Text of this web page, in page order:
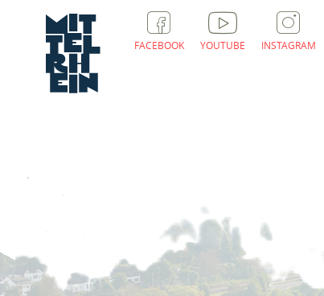
FACEBOOK YOUTUBE INSTAGRAM